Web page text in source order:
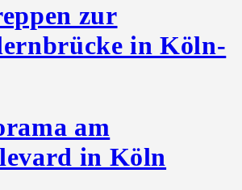
zur
in Köln-
am
in Köln